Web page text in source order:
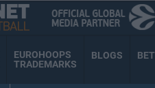
EUROHOOPS
TRADEMARKS
BLOGS BET